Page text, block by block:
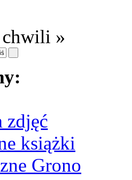
»
zdjęć
książki
Grono